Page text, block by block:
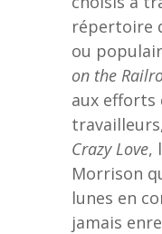
répertoire
ou
on the
aux efforts
Crazy Love,
Morrison
lunes en
jamais